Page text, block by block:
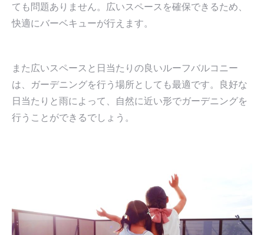
ても問題ありません。広いスペースを確保できるため、
快適にバーベキューが行えます。
また広いスペースと日当たりの良いルーフバルコニー
は、ガーデニングを行う場所としても最適です。良好な
日当たりと雨によって、自然に近い形でガーデニングを
行うことができるでしょう。